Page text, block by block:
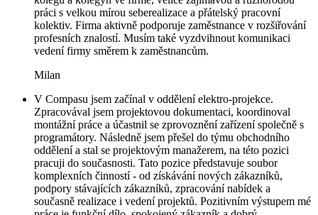
práci s velkou mírou seberealizace a přátelský pracovní
kolektiv. Firma aktivně podporuje zaměstnance v rozšiřování
profesních znalostí. Musím také vyzdvihnout komunikaci
vedení firmy směrem k zaměstnancům.
Milan
V Compasu jsem začínal v oddělení elektro-projekce.
Zpracovával jsem projektovou dokumentaci, koordinoval
montážní práce a účastnil se zprovoznění zařízení společně s
programátory. Následně jsem přešel do týmu obchodního
oddělení a stal se projektovým manažerem, na této pozici
pracuji do současnosti. Tato pozice představuje soubor
komplexních činností - od získávání nových zákazníků,
podpory stávajících zákazníků, zpracování nabídek a
současně realizace i vedení projektů. Pozitivním výstupem mé